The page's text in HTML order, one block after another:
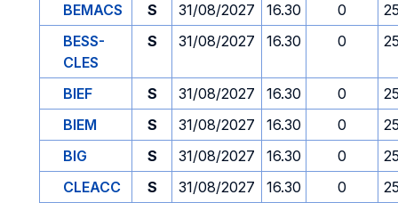
BEMACS
S 31/08/2027 16.30 0
BESS-
CLES
S 31/08/2027 16.30 0
BIEF S 31/08/2027 16.30 0
BIEM
S 31/08/2027 16.30 0
BIG
S 31/08/2027 16.30 0
CLEACC
S 31/08/2027 16.30 0